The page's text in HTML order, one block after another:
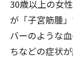
30歳以上の女
が「子宮筋腫
バーのような
ちなどの症状